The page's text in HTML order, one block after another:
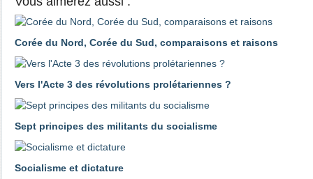
Corée du Nord, Corée du Sud, comparaisons et raisons
Vers l'Acte 3 des révolutions prolétariennes ?
Sept principes des militants du socialisme
Socialisme et dictature